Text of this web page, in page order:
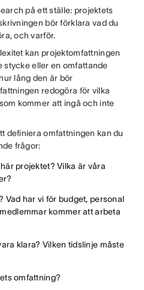
på ett ställe: projektets
bör förklara vad du
och varför.
kan projektomfattningen
stycke eller en omfattande
lång den är bör
redogöra för vilka
kommer att ingå och inte
definiera omfattningen kan du
frågor:
projektet? Vilka är våra
Vad har vi för budget, personal
kommer att arbeta
klara? Vilken tidslinje måste
omfattning?